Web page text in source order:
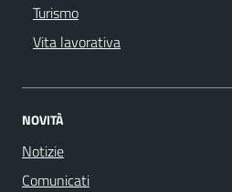
Turismo
Vita lavorativa
NOVITÀ
Notizie
Comunicati